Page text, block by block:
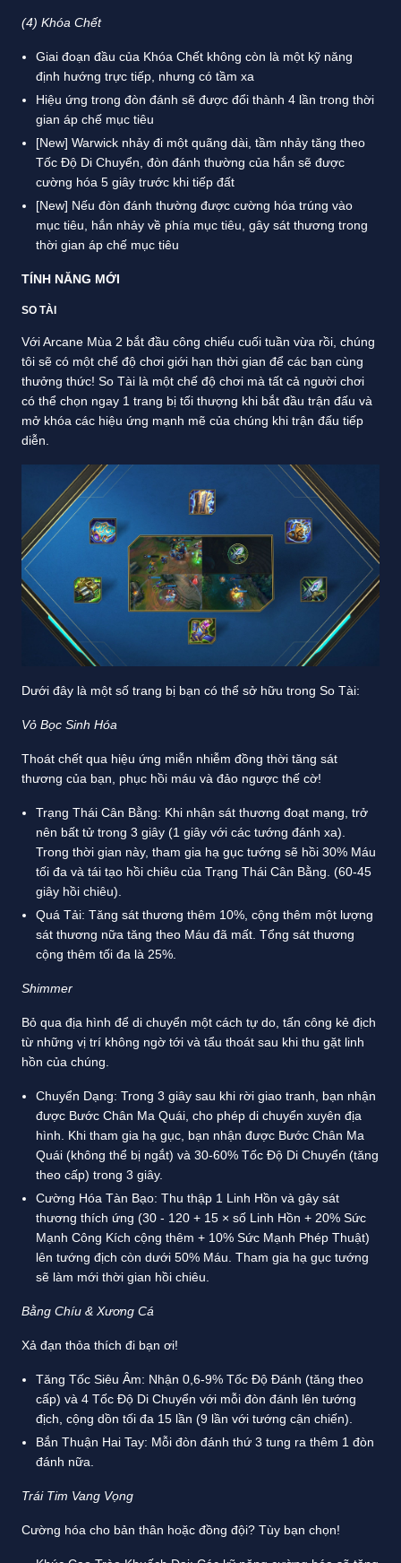
(4) Khóa Chết
Giai đoạn đầu của Khóa Chết không còn là một kỹ năng
định hướng trực tiếp, nhưng có tầm xa
Hiệu ứng trong đòn đánh sẽ được đổi thành 4 lần trong thời
gian áp chế mục tiêu
[New] Warwick nhảy đi một quãng dài, tầm nhảy tăng theo
Tốc Độ Di Chuyển, đòn đánh thường của hắn sẽ được
cường hóa 5 giây trước khi tiếp đất
[New] Nếu đòn đánh thường được cường hóa trúng vào
mục tiêu, hắn nhảy về phía mục tiêu, gây sát thương trong
thời gian áp chế mục tiêu
TÍNH NĂNG MỚI
SO TÀI
Với Arcane Mùa 2 bắt đầu công chiếu cuối tuần vừa rồi, chúng
tôi sẽ có một chế độ chơi giới hạn thời gian để các bạn cùng
thưởng thức! So Tài là một chế độ chơi mà tất cả người chơi
có thể chọn ngay 1 trang bị tối thượng khi bắt đầu trận đấu và
mở khóa các hiệu ứng mạnh mẽ của chúng khi trận đấu tiếp
diễn.
Dưới đây là một số trang bị bạn có thể sở hữu trong So Tài:
Vỏ Bọc Sinh Hóa
Thoát chết qua hiệu ứng miễn nhiễm đồng thời tăng sát
thương của bạn, phục hồi máu và đảo ngược thế cờ!
Trạng Thái Cân Bằng: Khi nhận sát thương đoạt mạng, trở
nên bất tử trong 3 giây (1 giây với các tướng đánh xa).
Trong thời gian này, tham gia hạ gục tướng sẽ hồi 30% Máu
tối đa và tái tạo hồi chiêu của Trạng Thái Cân Bằng. (60-45
giây hồi chiêu).
Quá Tải: Tăng sát thương thêm 10%, cộng thêm một lượng
sát thương nữa tăng theo Máu đã mất. Tổng sát thương
cộng thêm tối đa là 25%.
Shimmer
Bỏ qua địa hình để di chuyển một cách tự do, tấn công kẻ địch
từ những vị trí không ngờ tới và tẩu thoát sau khi thu gặt linh
hồn của chúng.
Chuyển Dạng: Trong 3 giây sau khi rời giao tranh, bạn nhận
được Bước Chân Ma Quái, cho phép di chuyển xuyên địa
hình. Khi tham gia hạ gục, bạn nhận được Bước Chân Ma
Quái (không thể bị ngắt) và 30-60% Tốc Độ Di Chuyển (tăng
theo cấp) trong 3 giây.
Cường Hóa Tàn Bạo: Thu thập 1 Linh Hồn và gây sát
thương thích ứng (30 - 120 + 15 × số Linh Hồn + 20% Sức
Mạnh Công Kích cộng thêm + 10% Sức Mạnh Phép Thuật)
lên tướng địch còn dưới 50% Máu. Tham gia hạ gục tướng
sẽ làm mới thời gian hồi chiêu.
Bằng Chíu & Xương Cá
Xả đạn thỏa thích đi bạn ơi!
Tăng Tốc Siêu Âm: Nhận 0,6-9% Tốc Độ Đánh (tăng theo
cấp) và 4 Tốc Độ Di Chuyển với mỗi đòn đánh lên tướng
địch, cộng dồn tối đa 15 lần (9 lần với tướng cận chiến).
Bắn Thuận Hai Tay: Mỗi đòn đánh thứ 3 tung ra thêm 1 đòn
đánh nữa.
Trái Tim Vang Vọng
Cường hóa cho bản thân hoặc đồng đội? Tùy bạn chọn!